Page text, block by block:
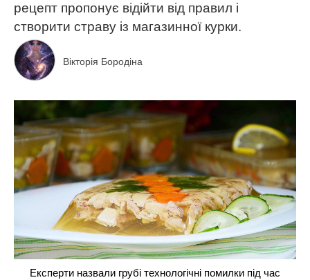
рецепт пропонує відійти від правил і
створити страву із магазинної курки.
Вікторія Бородіна
Експерти назвали грубі технологічні помилки під час